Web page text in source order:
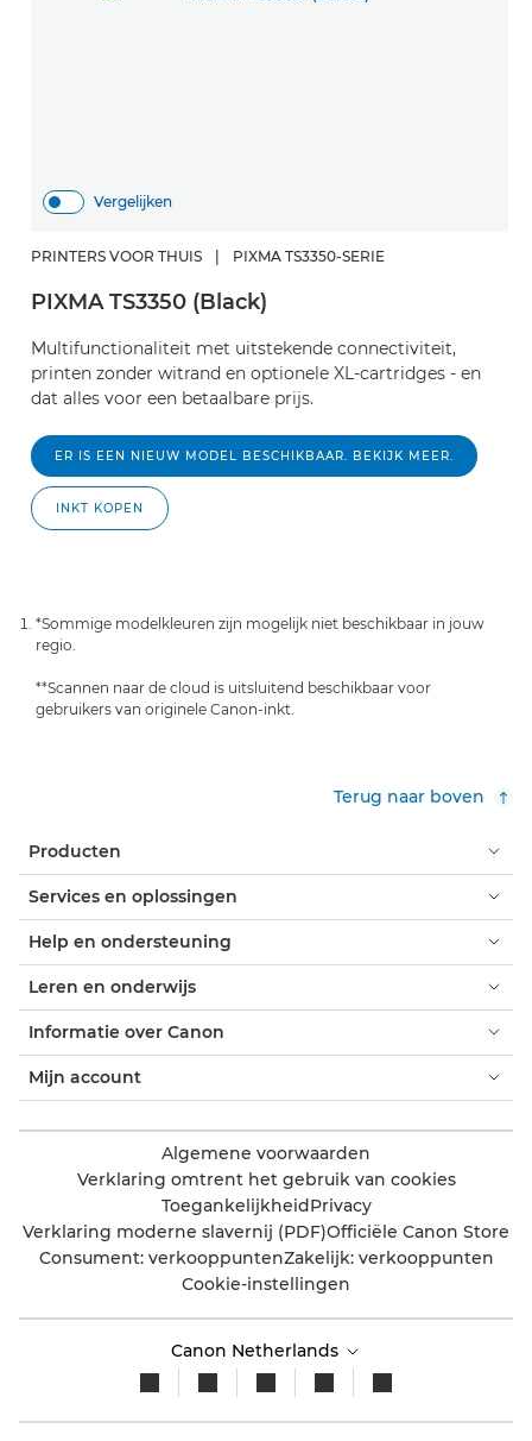
Vergelijken
PRINTERS VOOR THUIS | PIXMA TS3350-SERIE
PIXMA TS3350 (Black)
Multifunctionaliteit met uitstekende connectiviteit,
printen zonder witrand en optionele XL-cartridges - en
dat alles voor een betaalbare prijs.
ER IS EEN NIEUW MODEL BESCHIKBAAR. BEKIJK MEER.
INKT KOPEN
*Sommige modelkleuren zijn mogelijk niet beschikbaar in jouw
regio.
**Scannen naar de cloud is uitsluitend beschikbaar voor
gebruikers van originele Canon-inkt.
Terug naar boven
Producten
Services en oplossingen
Help en ondersteuning
Leren en onderwijs
Informatie over Canon
Mijn account
Algemene voorwaarden
Verklaring omtrent het gebruik van cookies
ToegankelijkheidPrivacy
Verklaring moderne slavernij (PDF)Officiële Canon Store
Consument: verkooppuntenZakelijk: verkooppunten
Cookie-instellingen
Canon Netherlands